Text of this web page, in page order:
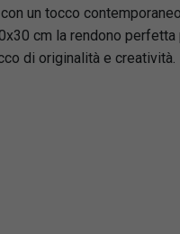
un tocco
cm la rendono
di originalità e creatività.